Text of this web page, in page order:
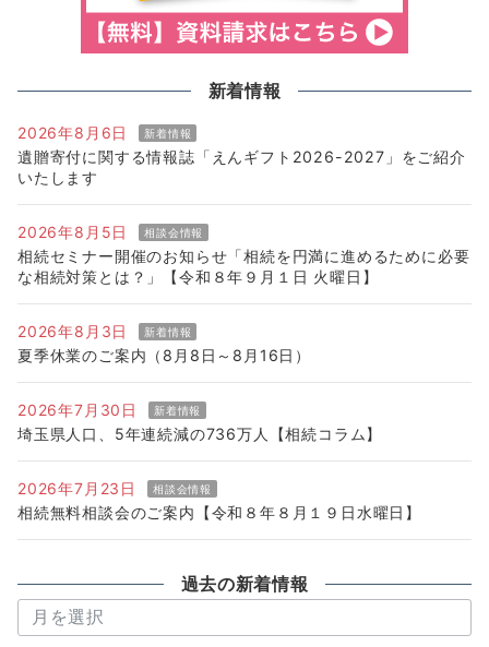
新着情報
2026年8月6日 新着情報
遺贈寄付に関する情報誌「えんギフト2026-2027」をご紹介
いたします
2026年8月5日 相談会情報
相続セミナー開催のお知らせ「相続を円満に進めるために必要
な相続対策とは？」【令和８年９月１日 火曜日】
2026年8月3日 新着情報
夏季休業のご案内（8月8日～8月16日）
2026年7月30日 新着情報
埼玉県人口、5年連続減の736万人【相続コラム】
2026年7月23日 相談会情報
相続無料相談会のご案内【令和８年８月１９日水曜日】
過去の新着情報
去